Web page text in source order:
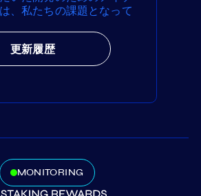
、私たちの課題となって
更新履歴
MONITORING